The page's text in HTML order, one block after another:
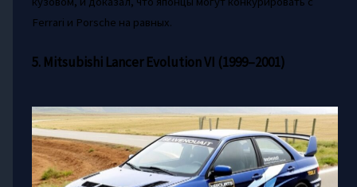
Ferrari и Porsche на равных.
5. Mitsubishi Lancer Evolution VI (1999–2001)